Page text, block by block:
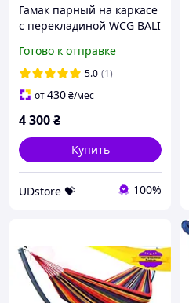
Гамак парный на каркасе
с перекладиной WCG BALI
store-with-good-prices-
Готово к отправке
5.0 (1)
от430₴/мес
4 300₴
Купить
UDstore 💝 100%